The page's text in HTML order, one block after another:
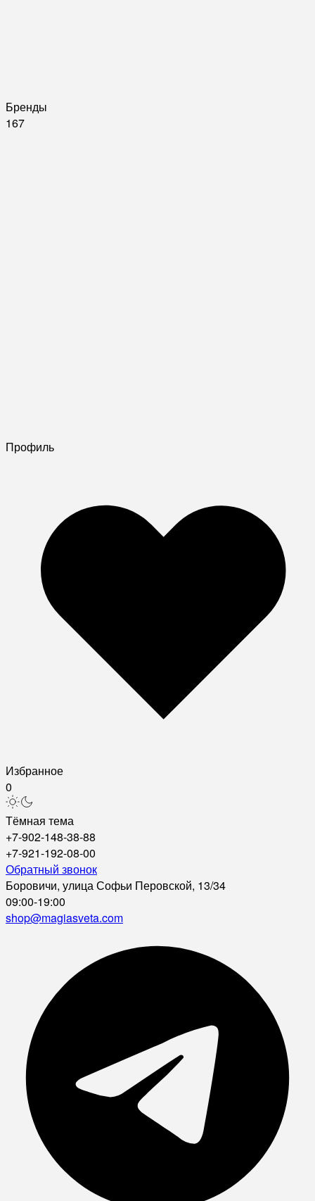
Бренды
167
Профиль
Избранное
0
Тёмная тема
+7-902-148-38-88
+7-921-192-08-00
Обратный звонок
Боровичи, улица Софьи Перовской, 13/34
09:00-19:00
shop@magiasveta.com